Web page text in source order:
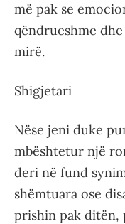
më pak se
qëndrueshme
mirë.
Shigjetari
Nëse jeni duke
mbështetur një
deri në fund
shëmtuara ose
prishin pak ditën,